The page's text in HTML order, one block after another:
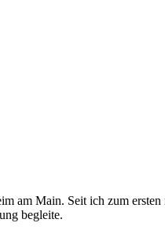
Main. Seit ich zum
begleite.